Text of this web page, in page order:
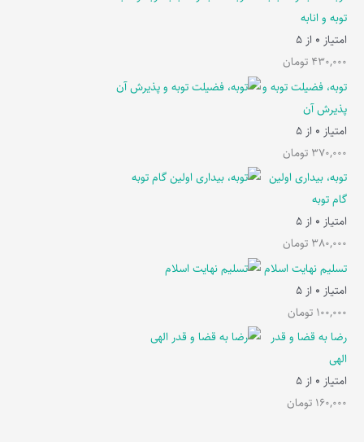
توبه و انابه
امتیاز 0 از 5
430,000 تومان
توبه، فضیلت توبه و
پذیرش آن
امتیاز 0 از 5
370,000 تومان
توبه، بیداری اولین
گام توبه
امتیاز 0 از 5
380,000 تومان
تسلیم نهایت اسلام
امتیاز 0 از 5
100,000 تومان
رضا به قضا و قدر
الهی
امتیاز 0 از 5
160,000 تومان